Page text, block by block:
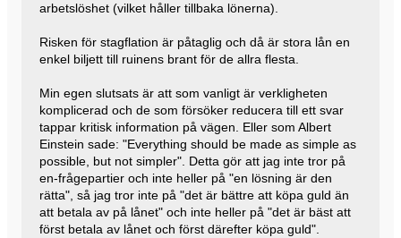
arbetslöshet (vilket håller tillbaka lönerna).
Risken för stagflation är påtaglig och då är stora lån en
enkel biljett till ruinens brant för de allra flesta.
Min egen slutsats är att som vanligt är verkligheten
komplicerad och de som försöker reducera till ett svar
tappar kritisk information på vägen. Eller som Albert
Einstein sade: "Everything should be made as simple as
possible, but not simpler". Detta gör att jag inte tror på
en-frågepartier och inte heller på "en lösning är den
rätta", så jag tror inte på "det är bättre att köpa guld än
att betala av på lånet" och inte heller på "det är bäst att
först betala av lånet och först därefter köpa guld".